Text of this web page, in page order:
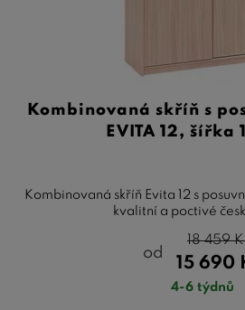
Kombinovaná skříň s
EVITA 12, šířka
Kombinovaná skříň Evita 12 s
kvalitní a poctivé
od
15 690
18 459
4-6 týdnů